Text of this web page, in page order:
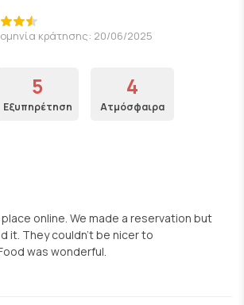
κράτησης: 20/06/2025
5
Εξυπηρέτηση
4
Ατμόσφαιρα
online. We made a reservation but
it. They couldn’t be nicer to
was wonderful.